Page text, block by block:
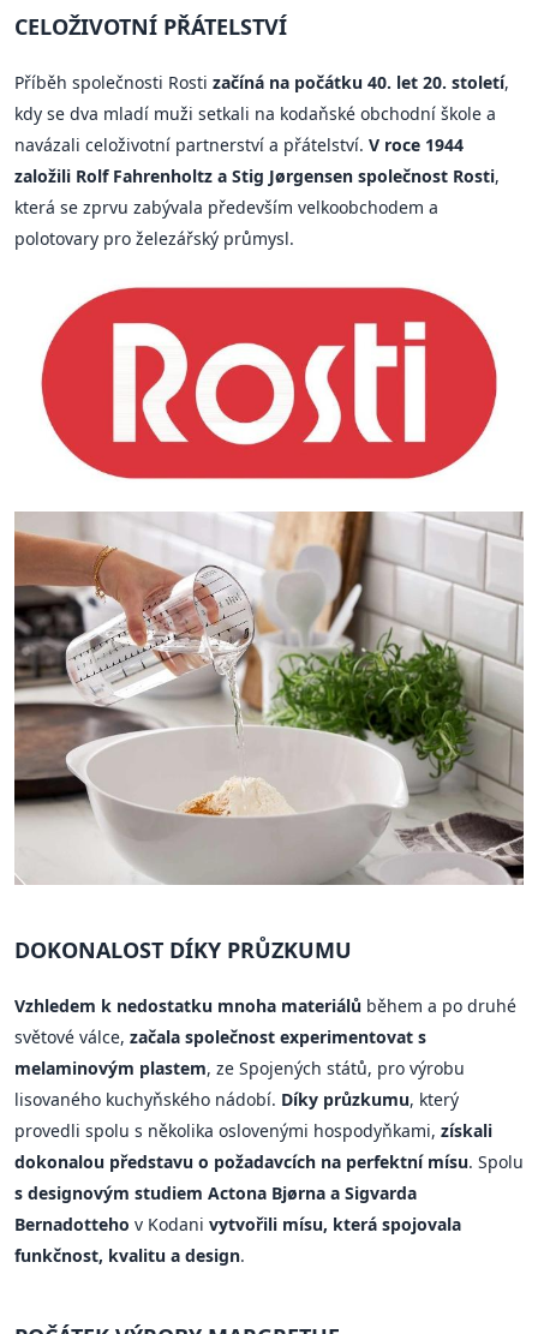
CELOŽIVOTNÍ PŘÁTELSTVÍ
Příběh společnosti Rosti začíná na počátku 40. let 20. století,
kdy se dva mladí muži setkali na kodaňské obchodní škole a
navázali celoživotní partnerství a přátelství. V roce 1944
založili Rolf Fahrenholtz a Stig Jørgensen společnost Rosti,
která se zprvu zabývala především velkoobchodem a
polotovary pro železářský průmysl.
DOKONALOST DÍKY PRŮZKUMU
Vzhledem k nedostatku mnoha materiálů během a po druhé
světové válce, začala společnost experimentovat s
melaminovým plastem, ze Spojených států, pro výrobu
lisovaného kuchyňského nádobí. Díky průzkumu, který
provedli spolu s několika oslovenými hospodyňkami, získali
dokonalou představu o požadavcích na perfektní mísu. Spolu
s designovým studiem Actona Bjørna a Sigvarda
Bernadotteho v Kodani vytvořili mísu, která spojovala
funkčnost, kvalitu a design.